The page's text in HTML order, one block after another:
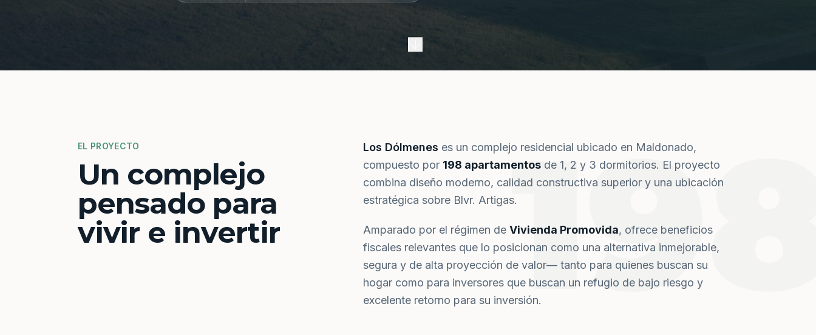
EL PROYECTO
Un complejo
pensado para
vivir e invertir
Los Dólmenes es un complejo residencial ubicado en Maldonado,
compuesto por 198 apartamentos de 1, 2 y 3 dormitorios. El proyecto
combina diseño moderno, calidad constructiva superior y una ubicación
estratégica sobre Blvr. Artigas.
Amparado por el régimen de Vivienda Promovida, ofrece beneficios
fiscales relevantes que lo posicionan como una alternativa inmejorable,
segura y de alta proyección de valor— tanto para quienes buscan su
hogar como para inversores que buscan un refugio de bajo riesgo y
excelente retorno para su inversión.